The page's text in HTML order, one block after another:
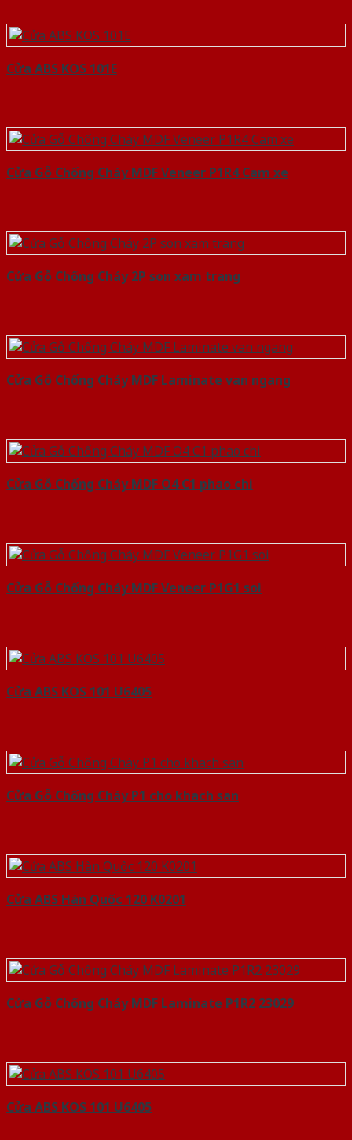
Cửa ABS KOS 101E
Cửa Gỗ Chống Cháy MDF Veneer P1R4 Cam xe
Cửa Gỗ Chống Cháy 2P son xam trang
Cửa Gỗ Chống Cháy MDF Laminate van ngang
Cửa Gỗ Chống Cháy MDF O4 C1 phao chi
Cửa Gỗ Chống Cháy MDF Veneer P1G1 soi
Cửa ABS KOS 101 U6405
Cửa Gỗ Chống Cháy P1 cho khach san
Cửa ABS Hàn Quốc 120 K0201
Cửa Gỗ Chống Cháy MDF Laminate P1R2 23029
Cửa ABS KOS 101 U6405